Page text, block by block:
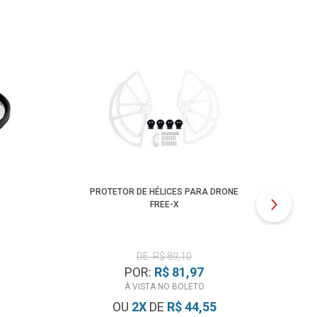
PROTETOR DE HÉLICES PARA DRONE
FREE-X
DE: R$ 89,10
POR: R$ 81,97
À VISTA NO BOLETO
OU 2XDE R$ 44,55